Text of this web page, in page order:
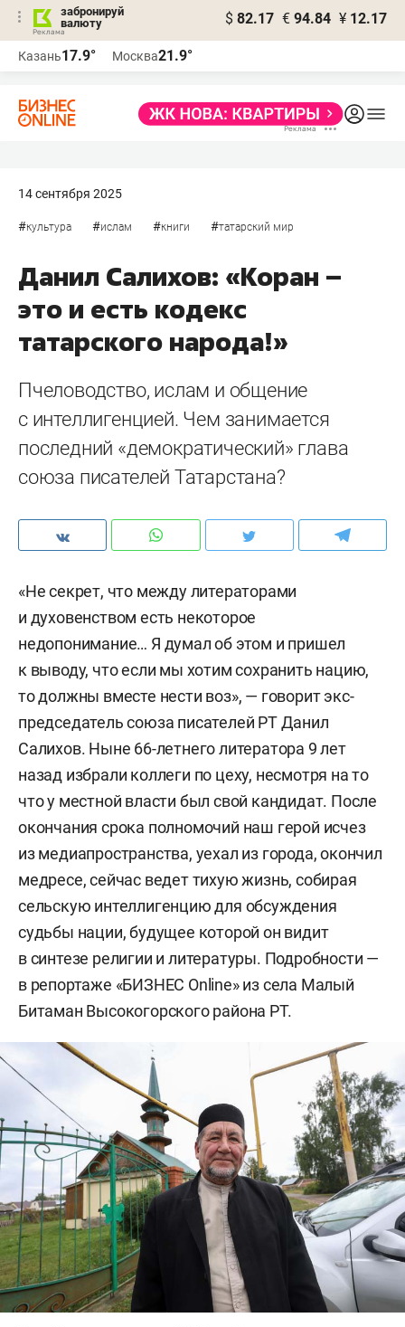
забронируй
валюту
$ 82.17 € 94.84 ¥ 12.17
Казань17.9° Москва21.9°
14 сентября 2025
#культура #ислам #книги #татарский мир
Данил Салихов: «Коран –
это и есть кодекс
татарского народа!»
Пчеловодство, ислам и общение
с интеллигенцией. Чем занимается
последний «демократический» глава
союза писателей Татарстана?
«Не секрет, что между литераторами
и духовенством есть некоторое
недопонимание… Я думал об этом и пришел
к выводу, что если мы хотим сохранить нацию,
то должны вместе нести воз», — говорит экс-
председатель союза писателей РТ Данил
Салихов. Ныне 66-летнего литератора 9 лет
назад избрали коллеги по цеху, несмотря на то
что у местной власти был свой кандидат. После
окончания срока полномочий наш герой исчез
из медиапространства, уехал из города, окончил
медресе, сейчас ведет тихую жизнь, собирая
сельскую интеллигенцию для обсуждения
судьбы нации, будущее которой он видит
в синтезе религии и литературы. Подробности —
в репортаже «БИЗНЕС Online» из села Малый
Битаман Высокогорского района РТ.